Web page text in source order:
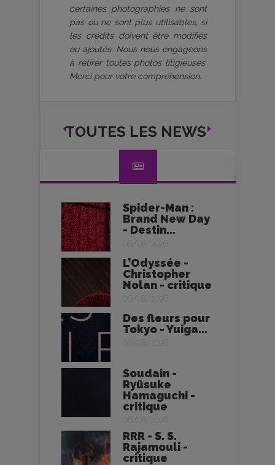
certaines photographies ne sont
pas ou ne sont plus utilisables, si
les crédits doivent être modifiés
ou ajoutés. Nous nous engageons
à retirer toutes photos litigieuses.
Merci pour votre compréhension.
TOUTES LES NEWS
Spider-Man :
Brand New Day
- Destin...
06/08/2026
L’Odyssée -
Christopher
Nolan - critique
06/08/2026
Des fleurs pour
Tokyo - Yuiga...
06/08/2026
Soudain -
Ryūsuke
Hamaguchi -
critique
06/08/2026
RRR - S. S.
Rajamouli -
critique